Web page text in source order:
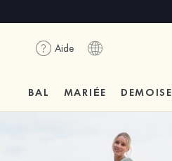
Aide
BAL MARIÉE